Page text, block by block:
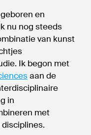
en
nu nog steeds
van kunst
Ik begon met
aan de
in
met